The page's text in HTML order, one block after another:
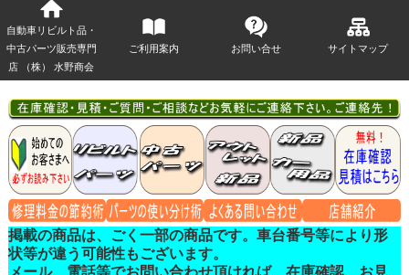
自動車リビルト品・
中古パーツ販売専門
店 （株） 水野商会
ご利用案内 お問い合せ サイトマップ
掲載の商品は、ごく一部の商品です。車台番号等により形
状等が違う可能性もございます。
メール、電話等でお問い合わせ頂ければ、在庫確認、お見